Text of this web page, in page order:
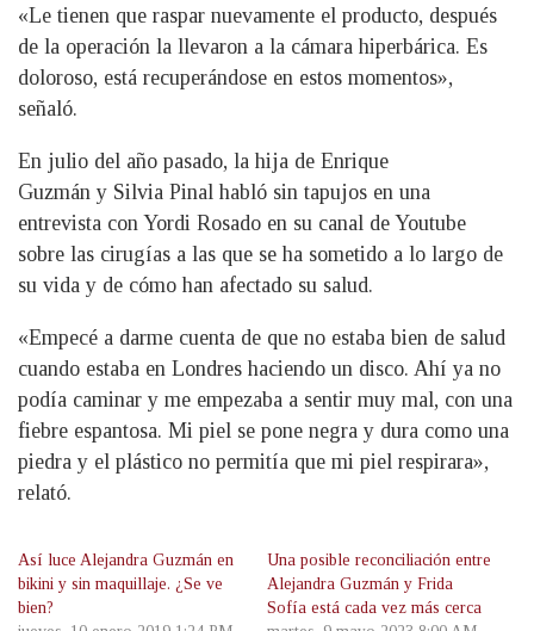
«Le tienen que raspar nuevamente el producto, después
de la operación la llevaron a la cámara hiperbárica. Es
doloroso, está recuperándose en estos momentos»,
señaló.
En julio del año pasado, la hija de Enrique
Guzmán y Silvia Pinal habló sin tapujos en una
entrevista con Yordi Rosado en su canal de Youtube
sobre las cirugías a las que se ha sometido a lo largo de
su vida y de cómo han afectado su salud.
«Empecé a darme cuenta de que no estaba bien de salud
cuando estaba en Londres haciendo un disco. Ahí ya no
podía caminar y me empezaba a sentir muy mal, con una
fiebre espantosa. Mi piel se pone negra y dura como una
piedra y el plástico no permitía que mi piel respirara»,
relató.
Así luce Alejandra Guzmán en
bikini y sin maquillaje. ¿Se ve
bien?
Una posible reconciliación entre
Alejandra Guzmán y Frida
Sofía está cada vez más cerca